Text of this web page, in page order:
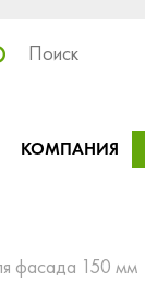
КОМПАНИЯ
фасада 150 мм